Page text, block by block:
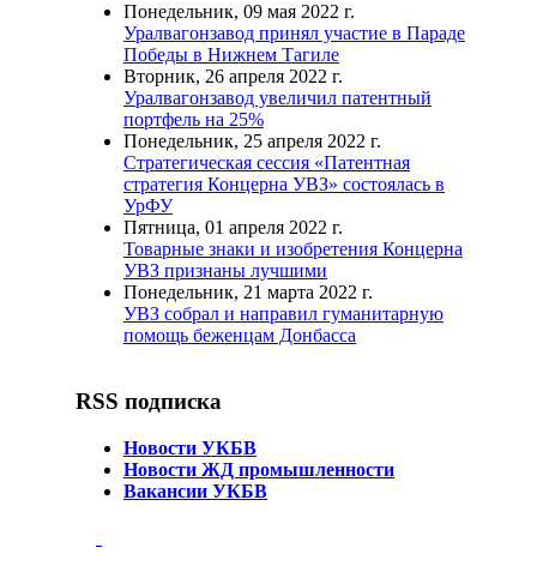
Понедельник, 09 мая 2022 г.
Уралвагонзавод принял участие в Параде
Победы в Нижнем Тагиле
Вторник, 26 апреля 2022 г.
Уралвагонзавод увеличил патентный
портфель на 25%
Понедельник, 25 апреля 2022 г.
Стратегическая сессия «Патентная
стратегия Концерна УВЗ» состоялась в
УрФУ
Пятница, 01 апреля 2022 г.
Товарные знаки и изобретения Концерна
УВЗ признаны лучшими
Понедельник, 21 марта 2022 г.
УВЗ собрал и направил гуманитарную
помощь беженцам Донбасса
RSS подписка
Новости УКБВ
Новости ЖД промышленности
Вакансии УКБВ